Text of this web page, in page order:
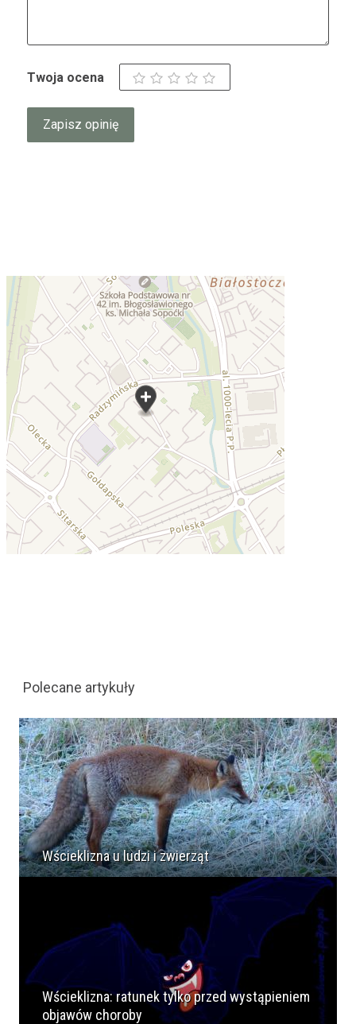
Twoja ocena
Polecane artykuły
Wścieklizna u ludzi i zwierząt
Wścieklizna: ratunek tylko przed wystąpieniem
objawów choroby